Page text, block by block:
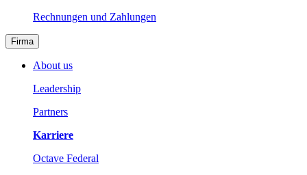
Rechnungen und Zahlungen
Firma
About us
Leadership
Partners
Karriere
Octave Federal